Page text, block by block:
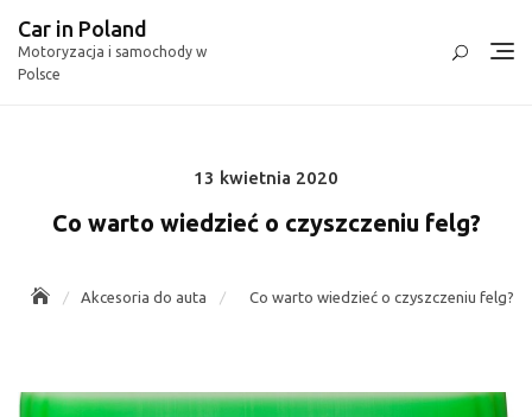
content
Car in Poland
Motoryzacja i samochody w
Polsce
Posted
13 kwietnia 2020
Co warto wiedzieć o czyszczeniu felg?
Akcesoria do auta Co warto wiedzieć o czyszczeniu felg?